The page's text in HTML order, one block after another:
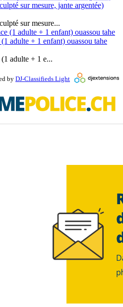
sur mesure, jante argentée)
sur mesure...
adulte + 1 enfant) ouassou tahe
adulte + 1 e...
by DJ-Classifieds Light